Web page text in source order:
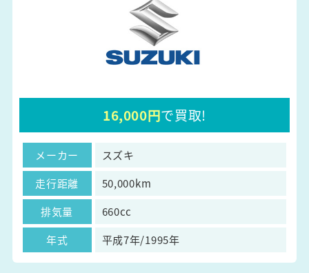
16,000円で買取!
メーカー
スズキ
走行距離
50,000km
排気量
660cc
年式
平成7年/1995年